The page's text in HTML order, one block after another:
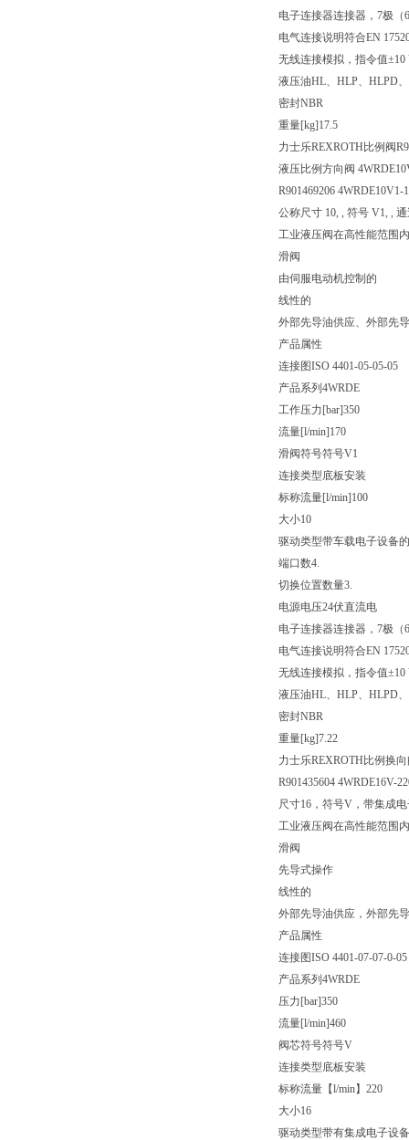
电子连接器连接器，7极（
电气连接说明符合EN
无线连接模拟，指令值±10
液压油HL、HLP、HLPD
密封NBR
重量[kg]17.5
力士乐REXROTH比例阀
液压比例方向阀
R901469206
公称尺寸 10, , 符号 V1, ,
工业液压阀在高性能范围
滑阀
由伺服电动机控制的
线性的
外部先导油供应、外部先
产品属性
连接图ISO 4401-05-05-05
产品系列 4WRDE
工作压力[bar]350
流量[l/min]170
滑阀符号符号V1
连接类型底板安装
标称流量[l/min]100
大小10
驱动类型带车载电子设备
端口数4.
切换位置数量3.
电源电压24伏直流电
电子连接器连接器，7极（
电气连接说明符合EN
无线连接模拟，指令值±10
液压油HL、HLP、HLPD
密封NBR
重量[kg]7.22
力士乐REXROTH比例换
R901435604 4WRDE16V-
尺寸16，符号V，带集成
工业液压阀在高性能范围
滑阀
先导式操作
线性的
外部先导油供应，外部先
产品属性
连接图ISO 4401-07-07-0-05
产品系列 4WRDE
压力[bar]350
流量[l/min]460
阀芯符号符号V
连接类型底板安装
标称流量【l/min】 220
大小16
驱动类型带有集成电子设